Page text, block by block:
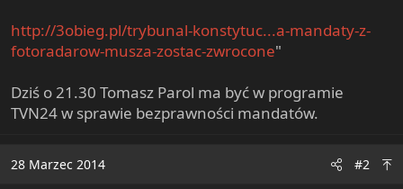
http://3obieg.pl/trybunal-konstytuc...a-mandaty-z-
fotoradarow-musza-zostac-zwrocone"
Dziś o 21.30 Tomasz Parol ma być w programie
TVN24 w sprawie bezprawności mandatów.
28 Marzec 2014 #2